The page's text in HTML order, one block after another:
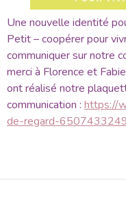
Une nouvelle identité
Petit – coopérer pour
communiquer sur notre
merci à Florence et
ont réalisé notre
communication : https://
de-regard-